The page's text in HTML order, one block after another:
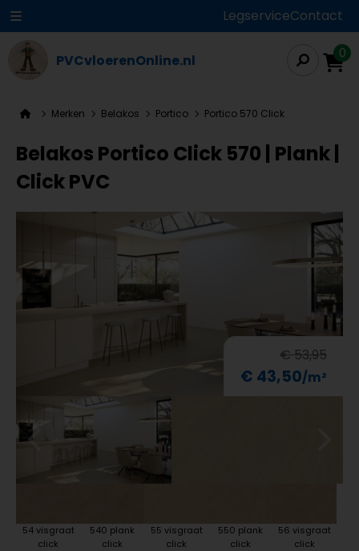
LegserviceContact
PVCvloerenOnline.nl 0
Merken Belakos Portico Portico 570 Click
Belakos Portico Click 570 | Plank |
Click PVC
€ 53,95
€ 43,50
54 visgraat
click
540 plank
click
55 visgraat
click
550 plank
click
56 visgraat
click